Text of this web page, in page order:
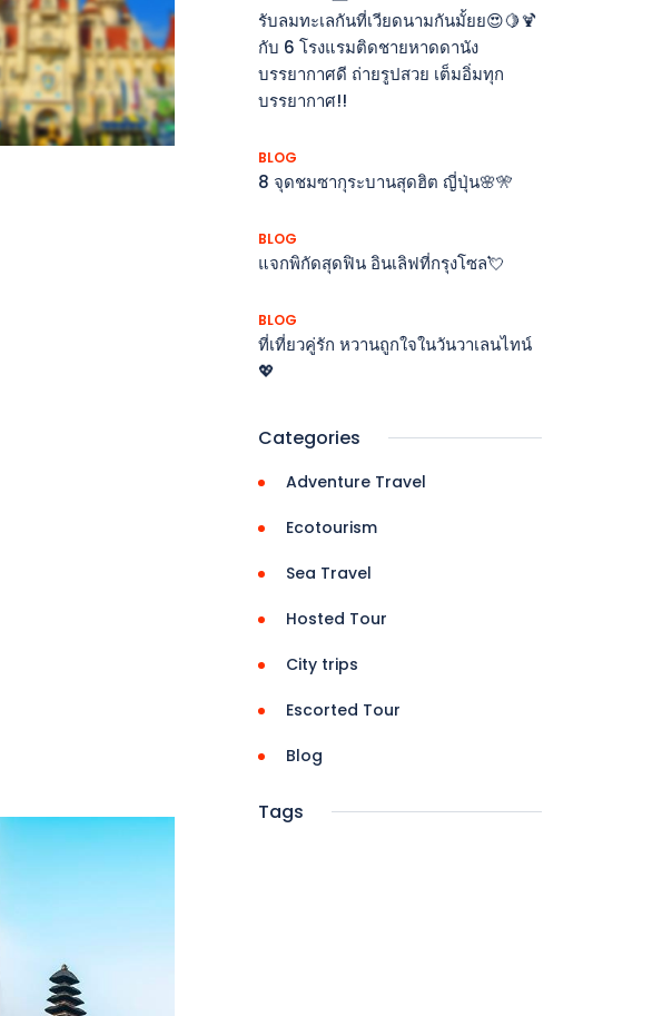
รับลมทะเลกันที่เวียดนามกันมั้ยย😍🍋🍹
กับ 6 โรงแรมติดชายหาดดานัง
บรรยากาศดี ถ่ายรูปสวย เต็มอิ่มทุก
บรรยากาศ!!
BLOG
8 จุดชมซากุระบานสุดฮิต ญี่ปุ่น🌸🎌
BLOG
แจกพิกัดสุดฟิน อินเลิฟที่กรุงโซล💘
BLOG
ที่เที่ยวคู่รัก หวานถูกใจในวันวาเลนไทน์
💖
Categories
Adventure Travel
Ecotourism
Sea Travel
Hosted Tour
City trips
Escorted Tour
Blog
Tags